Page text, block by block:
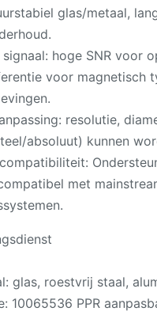
glas/metaal,
hoge SNR voor
voor magnetisch
resolutie,
absoluut) kunnen
met
glas, roestvrij staal,
10065536 PPR